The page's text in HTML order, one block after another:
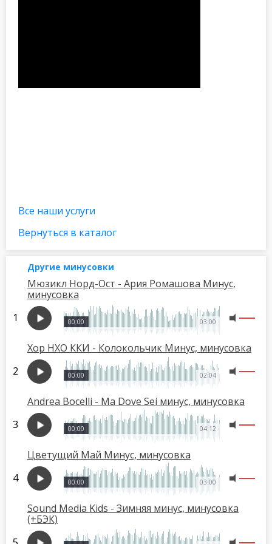
Все наши услуги
Вернуться в каталог
Другие минусовки
Мюзикл Норд-Ост - Ария Ромашова Минус,
минусовка
03:00
00:00
Хор НХО ККИ - Колокольчик Минус, минусовка
02:04
00:00
Andrea Bocelli - Ma Dove Sei минус, минусовка
04:12
00:00
Цветущий Май Минус, минусовка
03:00
00:00
Sound Media Kids - Зимняя минус, минусовка
(+БЭК)